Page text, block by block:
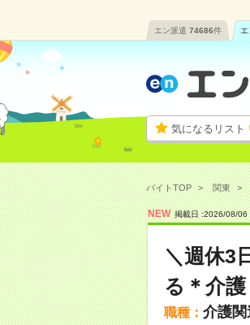
エン派遣 74686件 エ
気になるリスト
バイトTOP 関東
NEW 掲載日 :2026/08/06
＼週休3
る＊介護
職種： 介護関